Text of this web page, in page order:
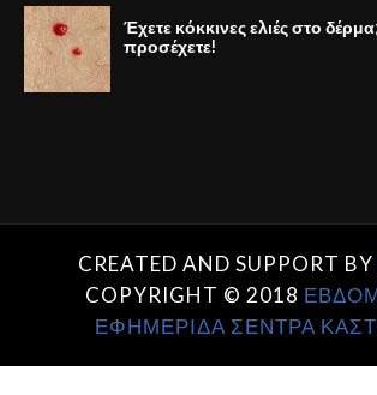
Έχετε κόκκινες ελιές στο
προσέχετε!
CREATED AND SUPPORT BY
COPYRIGHT © 2018
ΕΦΗΜΕΡΙΔΑ ΣΕΝΤΡΑ